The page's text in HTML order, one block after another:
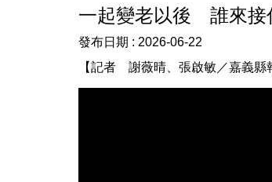
一起變老以後 誰來接
發布日期 : 2026-06-22
【記者 謝薇晴、張啟敏／嘉義縣